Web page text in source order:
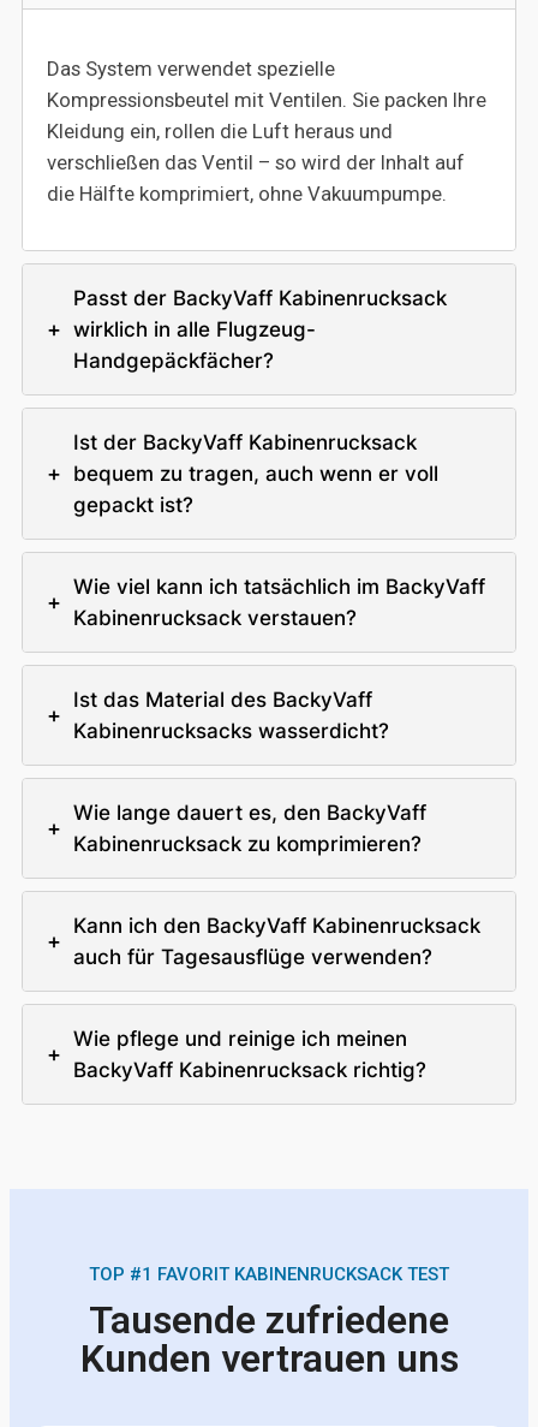
Das System verwendet spezielle
Kompressionsbeutel mit Ventilen. Sie packen Ihre
Kleidung ein, rollen die Luft heraus und
verschließen das Ventil – so wird der Inhalt auf
die Hälfte komprimiert, ohne Vakuumpumpe.
+
Passt der BackyVaff Kabinenrucksack
wirklich in alle Flugzeug-
Handgepäckfächer?
+
Ist der BackyVaff Kabinenrucksack
bequem zu tragen, auch wenn er voll
gepackt ist?
+
Wie viel kann ich tatsächlich im BackyVaff
Kabinenrucksack verstauen?
+
Ist das Material des BackyVaff
Kabinenrucksacks wasserdicht?
+
Wie lange dauert es, den BackyVaff
Kabinenrucksack zu komprimieren?
+
Kann ich den BackyVaff Kabinenrucksack
auch für Tagesausflüge verwenden?
+
Wie pflege und reinige ich meinen
BackyVaff Kabinenrucksack richtig?
TOP #1 FAVORIT KABINENRUCKSACK TEST
Tausende zufriedene
Kunden vertrauen uns